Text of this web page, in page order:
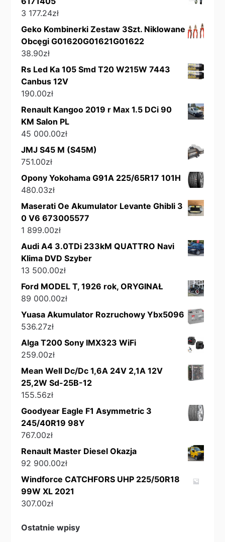
3 177.24zł
Geko Kombinerki Zestaw 3Szt. Niklowane
Obcęgi G01620G01621G01622
38.90zł
Rs Led Ka 105 Smd T20 W215W 7443
Canbus 12V
190.00zł
Renault Kangoo 2019 r Max 1.5 DCi 90
KM Salon PL
45 000.00zł
JMJ S45 M (S45M)
751.00zł
Opony Yokohama G91A 225/65R17 101H
480.03zł
Maserati Oe Akumulator Levante Ghibli 3
0 V6 673005577
1 899.00zł
Audi A4 3.0TDi 233kM QUATTRO Navi
Klima DVD Szyber
13 500.00zł
Ford MODEL T, 1926 rok, ORYGINAŁ
89 000.00zł
Yuasa Akumulator Rozruchowy Ybx5096
536.27zł
Alga T200 Sony IMX323 WiFi
259.00zł
Mean Well Dc/Dc 1,6A 24V 2,1A 12V
25,2W Sd-25B-12
155.56zł
Goodyear Eagle F1 Asymmetric 3
245/40R19 98Y
767.00zł
Renault Master Diesel Okazja
92 900.00zł
Windforce CATCHFORS UHP 225/50R18
99W XL 2021
307.00zł
Ostatnie wpisy